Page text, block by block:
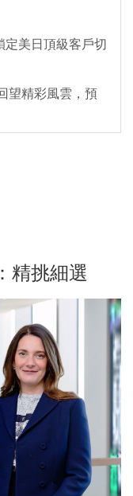
美日頂級客戶切
望精彩風雲，預
精挑細選